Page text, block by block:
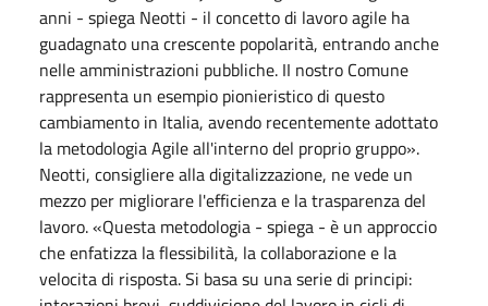
anni - spiega Neotti - il concetto di lavoro agile ha
guadagnato una crescente popolarità, entrando anche
nelle amministrazioni pubbliche. II nostro Comune
rappresenta un esempio pionieristico di questo
cambiamento in Italia, avendo recentemente adottato
la metodologia Agile all'interno del proprio gruppo».
Neotti, consigliere alla digitalizzazione, ne vede un
mezzo per migliorare l'efficienza e la trasparenza del
lavoro. «Questa metodologia - spiega - è un approccio
che enfatizza la flessibilità, la collaborazione e la
velocita di risposta. Si basa su una serie di principi: